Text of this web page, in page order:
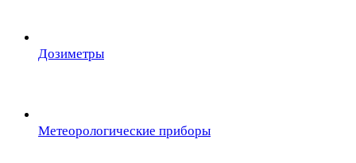
Дозиметры
Метеорологические приборы